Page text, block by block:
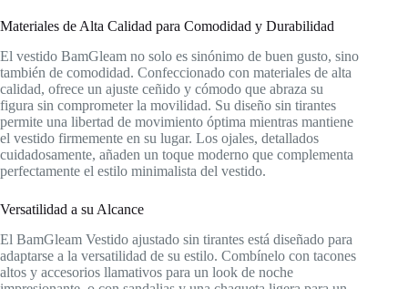
Materiales de Alta Calidad para Comodidad y Durabilidad
El vestido BamGleam no solo es sinónimo de buen gusto, sino
también de comodidad. Confeccionado con materiales de alta
calidad, ofrece un ajuste ceñido y cómodo que abraza su
figura sin comprometer la movilidad. Su diseño sin tirantes
permite una libertad de movimiento óptima mientras mantiene
el vestido firmemente en su lugar. Los ojales, detallados
cuidadosamente, añaden un toque moderno que complementa
perfectamente el estilo minimalista del vestido.
Versatilidad a su Alcance
El BamGleam Vestido ajustado sin tirantes está diseñado para
adaptarse a la versatilidad de su estilo. Combínelo con tacones
altos y accesorios llamativos para un look de noche